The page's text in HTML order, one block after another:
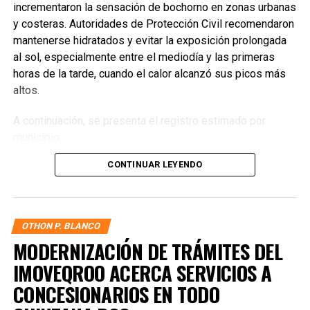
incrementaron la sensación de bochorno en zonas urbanas
y costeras. Autoridades de Protección Civil recomendaron
mantenerse hidratados y evitar la exposición prolongada
al sol, especialmente entre el mediodía y las primeras
horas de la tarde, cuando el calor alcanzó sus picos más
altos.
A continuación, se presenta el registro estimado por
Benito Juárez— 33°C / 40°C
Solidaridad— 32°C / 39°C
Isla Mujeres
Cozumel— 30°C / 37°C
Puerto Morelos— 32°C / 39°C
Tulum— 33°C / 41°C
CONTINUAR LEYENDO
OTHON P. BLANCO
MODERNIZACIÓN DE TRÁMITES DEL
IMOVEQROO ACERCA SERVICIOS A
CONCESIONARIOS EN TODO